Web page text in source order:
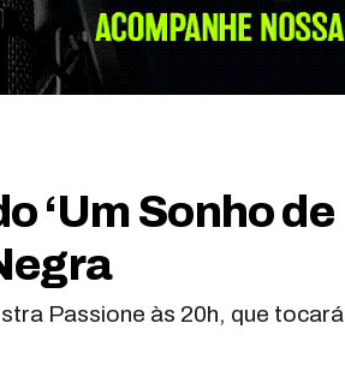
‘Um Sonho de
Passione às 20h, que tocará